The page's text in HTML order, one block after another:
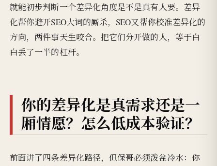
就能初步判断一个差异化角度是不是真有人要。差异
化帮你避开SEO大词的厮杀，SEO又帮你校准差异化的
方向，两件事天生咬合。把它们分开做的人，等于白
白丢了一半的杠杆。
你的差异化是真需求还是一
厢情愿？怎么低成本验证？
前面讲了四条差异化路径，但保哥必须泼盆冷水：你